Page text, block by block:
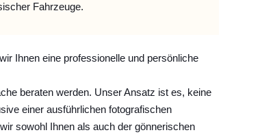
Fahrzeuge.
Ihnen eine professionelle und persönliche
beraten werden. Unser Ansatz ist es, keine
einer ausführlichen fotografischen
sowohl Ihnen als auch der gönnerischen